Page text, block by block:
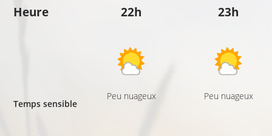
Heure
Temps sensible
22h
Peu nuageux
23h
Peu nuageux